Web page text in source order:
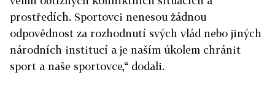
prostředích. Sportovci nenesou žádnou
odpovědnost za rozhodnutí svých vlád nebo jiných
národních institucí a je naším úkolem chránit
sport a naše sportovce,“ dodali.